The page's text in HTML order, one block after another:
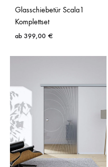
Designglas
Eine vollständige
Dekore für Glastüren
Glasschiebetür Scala1
Komplettset
ab 399,00 €